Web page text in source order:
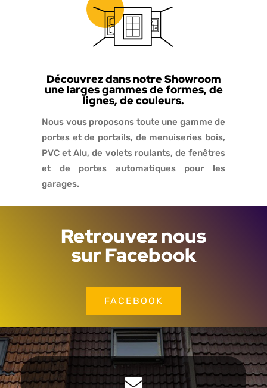
Découvrez dans notre Showroom
une larges gammes de formes, de
lignes, de couleurs.
Nous vous proposons toute une gamme de
portes et de portails, de menuiseries bois,
PVC et Alu, de volets roulants, de fenêtres
et de portes automatiques pour les
garages.
Retrouvez nous
sur Facebook
FACEBOOK